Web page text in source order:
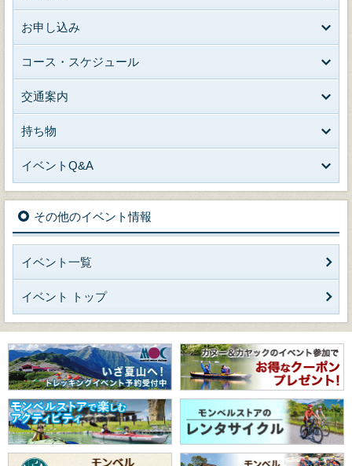
お申し込み
コース・スケジュール
交通案内
持ち物
イベントQ&A
その他のイベント情報
イベント一覧
イベント トップ